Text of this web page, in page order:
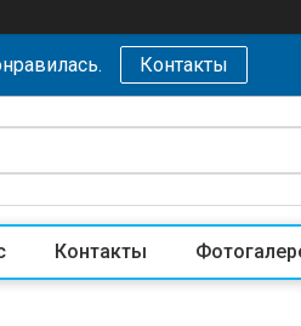
Контакты
Контакты